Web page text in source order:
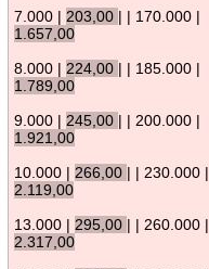
7.000 | 203,00 | | 170.000 |
1.657,00
8.000 | 224,00 | | 185.000 |
1.789,00
9.000 | 245,00 | | 200.000 |
1.921,00
10.000 | 266,00 | | 230.000 |
2.119,00
13.000 | 295,00 | | 260.000 |
2.317,00